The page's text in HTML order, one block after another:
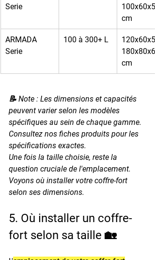
Serie
cm
ARMADA
Serie
100 à 300+ L
cm
📝 Note : Les dimensions et capacités
peuvent varier selon les modèles
spécifiques au sein de chaque gamme.
Consultez nos fiches produits pour les
spécifications exactes.
Une fois la taille choisie, reste la
question cruciale de l'emplacement.
Voyons où installer votre coffre-fort
selon ses dimensions.
5. Où installer un coffre-
fort selon sa taille 🏡